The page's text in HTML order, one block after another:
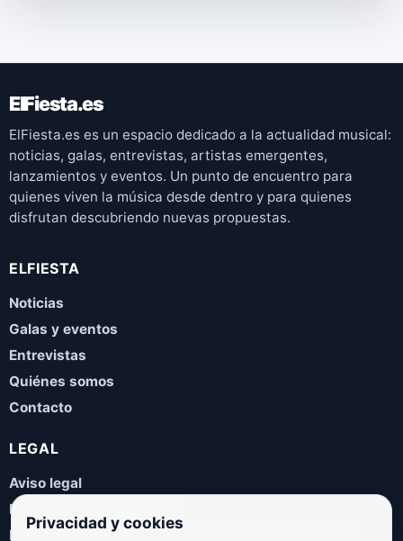
ElFiesta.es
ElFiesta.es es un espacio dedicado a la actualidad musical:
noticias, galas, entrevistas, artistas emergentes,
lanzamientos y eventos. Un punto de encuentro para
quienes viven la música desde dentro y para quienes
disfrutan descubriendo nuevas propuestas.
ELFIESTA
Noticias
Galas y eventos
Entrevistas
Quiénes somos
Contacto
LEGAL
Aviso legal
Política de privacidad
Política de cookies
Privacidad y cookies